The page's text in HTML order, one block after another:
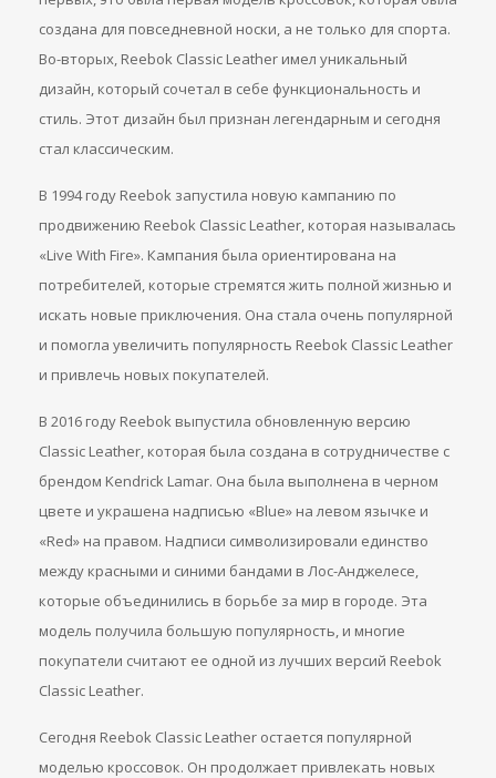
создана для повседневной носки, а не только для спорта.
Во-вторых, Reebok Classic Leather имел уникальный
дизайн, который сочетал в себе функциональность и
стиль. Этот дизайн был признан легендарным и сегодня
стал классическим.
В 1994 году Reebok запустила новую кампанию по
продвижению Reebok Classic Leather, которая называлась
«Live With Fire». Кампания была ориентирована на
потребителей, которые стремятся жить полной жизнью и
искать новые приключения. Она стала очень популярной
и помогла увеличить популярность Reebok Classic Leather
и привлечь новых покупателей.
В 2016 году Reebok выпустила обновленную версию
Classic Leather, которая была создана в сотрудничестве с
брендом Kendrick Lamar. Она была выполнена в черном
цвете и украшена надписью «Blue» на левом язычке и
«Red» на правом. Надписи символизировали единство
между красными и синими бандами в Лос-Анджелесе,
которые объединились в борьбе за мир в городе. Эта
модель получила большую популярность, и многие
покупатели считают ее одной из лучших версий Reebok
Classic Leather.
Сегодня Reebok Classic Leather остается популярной
моделью кроссовок. Он продолжает привлекать новых